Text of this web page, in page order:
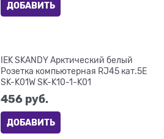
ДОБАВИТЬ
IEK SKANDY Арктический белый
Розетка компьютерная RJ45 кат.5E
SK-K01W SK-K10-1-K01
456 руб.
ДОБАВИТЬ